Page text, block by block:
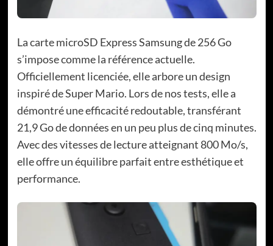
La carte microSD Express Samsung de 256 Go
s’impose comme la référence actuelle.
Officiellement licenciée, elle arbore un design
inspiré de Super Mario. Lors de nos tests, elle a
démontré une efficacité redoutable, transférant
21,9 Go de données en un peu plus de cinq minutes.
Avec des vitesses de lecture atteignant 800 Mo/s,
elle offre un équilibre parfait entre esthétique et
performance.